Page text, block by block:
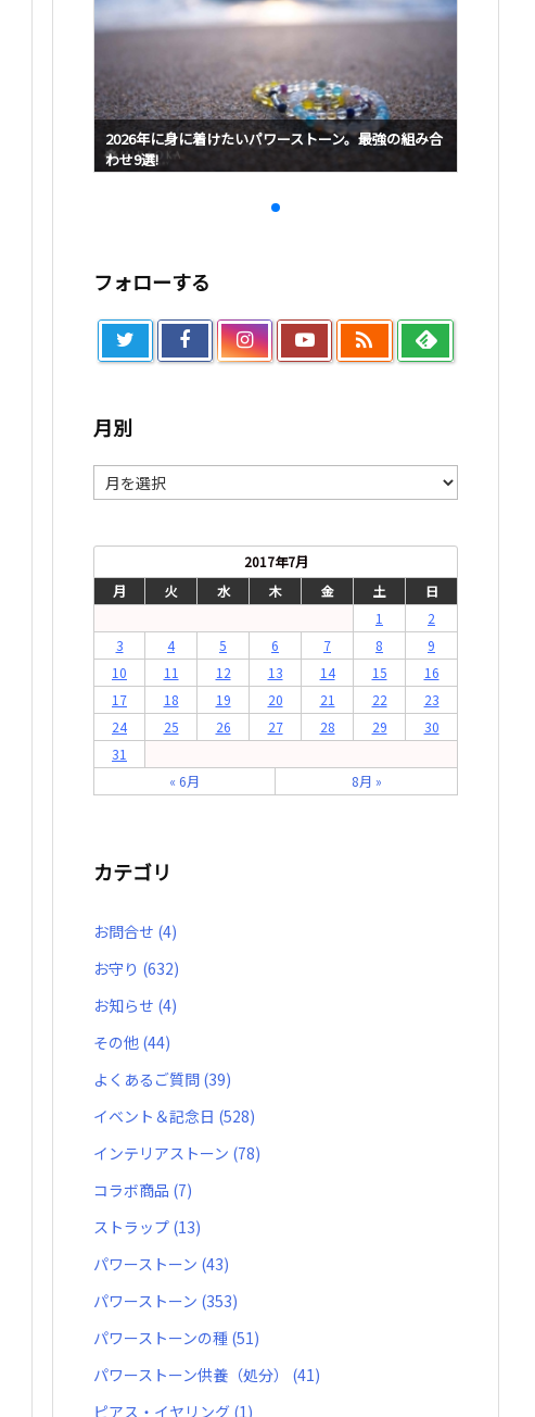
2026年に身に着けたいパワーストーン。最強の組み合
わせ9選!
フォローする

月別
別
2017年7月
月
火 水 木 金 土
日
1
2
3
4 5 6 7 8
9
10
11 12 13 14 15
16
17
18 19 20 21 22
23
24
25 26 27 28 29
30
31
« 6月
8月 »
カテゴリ
お問合せ (4)
お守り (632)
お知らせ (4)
その他 (44)
よくあるご質問 (39)
イベント＆記念日 (528)
インテリアストーン (78)
コラボ商品 (7)
ストラップ (13)
パワーストーン (43)
パワーストーン (353)
パワーストーンの種 (51)
パワーストーン供養（処分） (41)
ピアス・イヤリング (1)